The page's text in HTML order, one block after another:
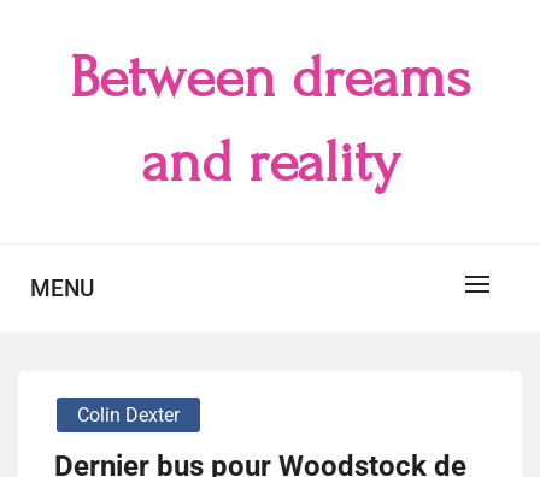
Between dreams
and reality
MENU
Colin Dexter
Dernier bus pour Woodstock de